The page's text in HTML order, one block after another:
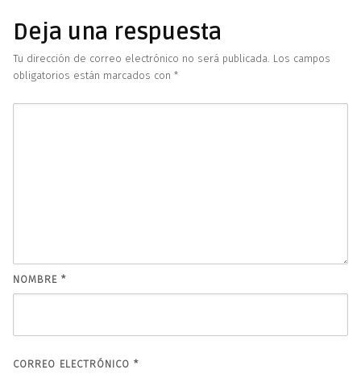
Deja una respuesta
Tu dirección de correo electrónico no será publicada. Los campos
obligatorios están marcados con *
NOMBRE *
CORREO ELECTRÓNICO *